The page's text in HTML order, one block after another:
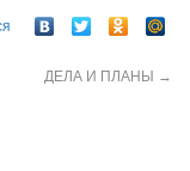
ДЕЛА И ПЛАНЫ →